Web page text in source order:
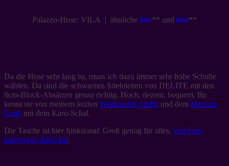
Palazzo-Hose: VILA | ähnliche hier** und hier**
Da die Hose sehr lang ist, muss ich dazu immer sehr hohe Schuhe
wählen. Da sind die schwarzen Stiefeletten von DELITE mit den
8cm-Block-Absätzen genau richtig. Hoch, dezent, bequem. Ihr
kennt sie von meinem letzten Weihnachts-Outfit und dem Marsala-
Look mit dem Karo-Schal.
Die Tasche ist hier funktional: Groß genug für alles, was Frau
unterwegs dabei hat.